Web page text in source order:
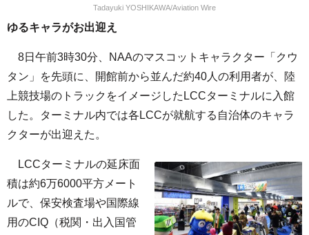
Tadayuki YOSHIKAWA/Aviation Wire
ゆるキャラがお出迎え
8日午前3時30分、NAAのマスコットキャラクター「クウ
タン」を先頭に、開館前から並んだ約40人の利用者が、陸
上競技場のトラックをイメージしたLCCターミナルに入館
した。ターミナル内では各LCCが就航する自治体のキャラ
クターが出迎えた。
LCCターミナルの延床面
積は約6万6000平方メート
ルで、保安検査場や国際線
用のCIQ（税関・出入国管